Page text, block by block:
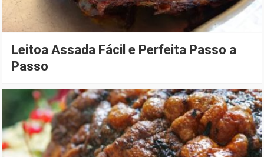
Leitoa Assada Fácil e Perfeita Passo a
Passo